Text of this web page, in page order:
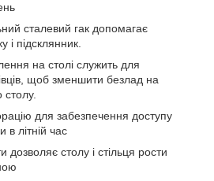
сталевий гак допомагає
і підсклянник.
на столі служить для
щоб зменшити безлад на
столу.
для забезпечення доступу
в літній час
дозволяє столу і стільця рости